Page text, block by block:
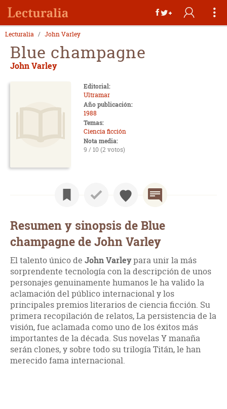
Lecturalia John Varley
Blue champagne
John Varley
Editorial:
Ultramar
Año publicación:
1988
Temas:
Ciencia ficción
Nota media:
9 / 10 (2 votos)
Resumen y sinopsis de Blue
champagne de John Varley
El talento único de John Varleypara unir la más
sorprendente tecnología con la descripción de unos
personajes genuinamente humanos le ha valido la
aclamación del público internacional y los
principales premios literarios de ciencia ficción. Su
primera recopilación de relatos, La persistencia de la
visión, fue aclamada como uno de los éxitos más
importantes de la década. Sus novelas Y manaña
serán clones, y sobre todo su trilogía Titán, le han
merecido fama internacional.